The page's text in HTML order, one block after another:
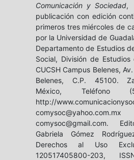
Comunicación y Sociedad,
publicación con edición
primeros tres miércoles de
por la Universidad de
Departamento de Estudios
Social, División de
CUCSH Campus Belenes,
Belenes, C.P. 45100.
México, Teléfono
http://
comysoc@gmail.com.
Gabriela Gómez
Derechos al Uso
120517405800-203,